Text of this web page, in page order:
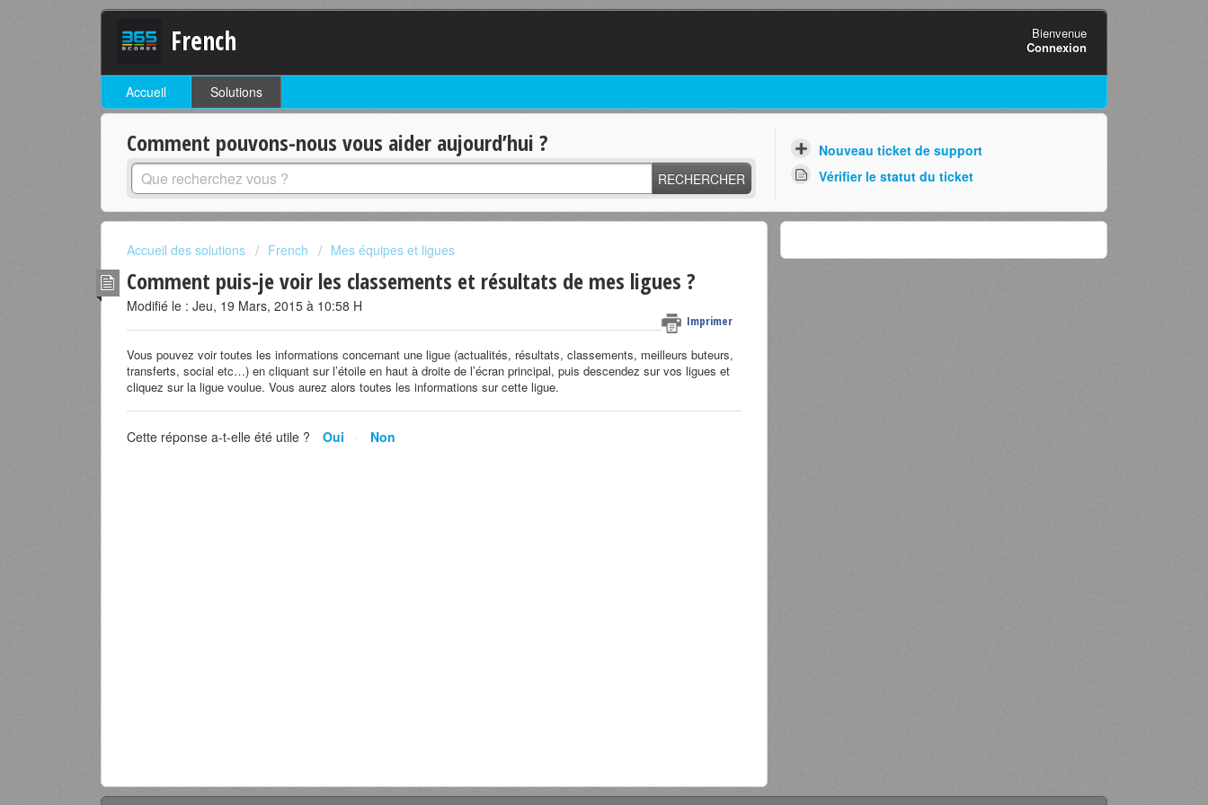
French
Bienvenue
Connexion
Accueil Solutions
Comment pouvons-nous vous aider aujourd’hui ?
RECHERCHER
Nouveau ticket de support
Vérifier le statut du ticket
Accueil des solutions French Mes équipes et ligues
Comment puis-je voir les classements et résultats de mes ligues ?
Imprimer
Modifié le : Jeu, 19 Mars, 2015 à 10:58 H
Vous pouvez voir toutes les informations concernant une ligue (actualités, résultats, classements, meilleurs buteurs,
transferts, social etc…) en cliquant sur l’étoile en haut à droite de l’écran principal, puis descendez sur vos ligues et
cliquez sur la ligue voulue. Vous aurez alors toutes les informations sur cette ligue.
Cette réponse a-t-elle été utile ? Oui Non